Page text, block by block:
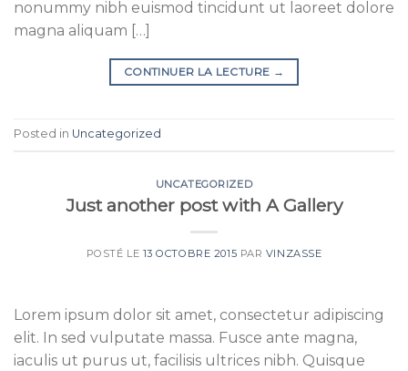
nonummy nibh euismod tincidunt ut laoreet dolore
magna aliquam […]
CONTINUER LA LECTURE →
Posted in Uncategorized
UNCATEGORIZED
Just another post with A Gallery
POSTÉ LE 13 OCTOBRE 2015 PAR VINZASSE
Lorem ipsum dolor sit amet, consectetur adipiscing
elit. In sed vulputate massa. Fusce ante magna,
iaculis ut purus ut, facilisis ultrices nibh. Quisque